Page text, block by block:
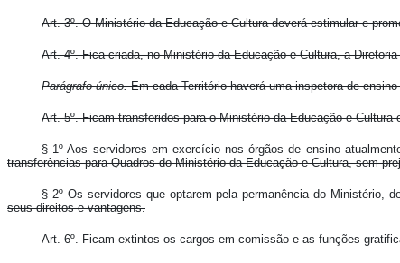
Art. 3º.O Ministério da Educação e Cultura deverá estimular e
Art. 4º.Fica criada, no Ministério da Educação e Cultura, a
Parágrafo único.Em cada Território haverá uma inspetora de
Art. 5º.Ficam transferidos para o Ministério da Educação e Cultura
§ 1º Aos servidores em exercício nos órgãos de ensino
transferências para Quadros do Ministério da Educação e Cultura, sem
§ 2º Os servidores que optarem pela permanência do Ministério,
seus direitos e vantagens.
Art. 6º.Ficam extintos os cargos em comissão e as funções